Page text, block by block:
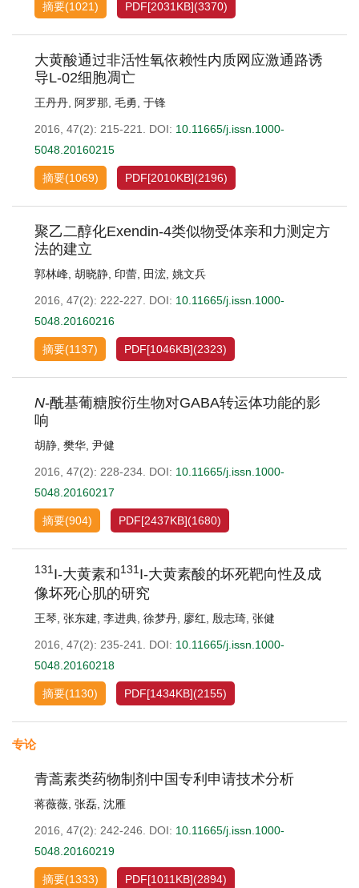
摘要(1021) PDF[2031KB](3370)
大黄酸通过非活性氧依赖性内质网应激通路诱
导L-02细胞凋亡
王丹丹 阿罗那 毛勇 于锋
2016, 47(2): 215-221. DOI: 10.11665/j.issn.1000-
5048.20160215
摘要(1069) PDF[2010KB](2196)
聚乙二醇化Exendin-4类似物受体亲和力测定方
法的建立
郭林峰 胡晓静 印蕾 田浤 姚文兵
2016, 47(2): 222-227. DOI: 10.11665/j.issn.1000-
5048.20160216
摘要(1137) PDF[1046KB](2323)
N-酰基葡糖胺衍生物对GABA转运体功能的影
响
胡静 樊华 尹健
2016, 47(2): 228-234. DOI: 10.11665/j.issn.1000-
5048.20160217
摘要(904) PDF[2437KB](1680)
131I-大黄素和 131I-大黄素酸的坏死靶向性及成
像坏死心肌的研究
王琴 张东建 李进典 徐梦丹 廖红 殷志琦 张健
2016, 47(2): 235-241. DOI: 10.11665/j.issn.1000-
5048.20160218
摘要(1130) PDF[1434KB](2155)
专论
青蒿素类药物制剂中国专利申请技术分析
蒋薇薇 张磊 沈雁
2016, 47(2): 242-246. DOI: 10.11665/j.issn.1000-
5048.20160219
摘要(1333) PDF[1011KB](2894)